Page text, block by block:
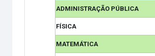
ADMINISTRAÇÃO PÚBLICA
FÍSICA
MATEMÁTICA